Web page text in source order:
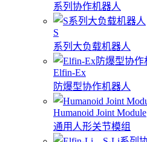
系列协作机器人
S
系列大负载机器人
Elfin-Ex
防爆型协作机器人
Humanoid Joint Module
通用人形关节模组